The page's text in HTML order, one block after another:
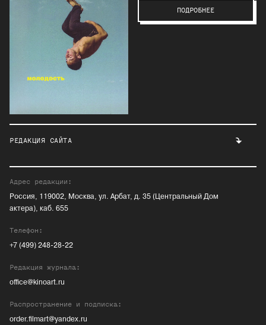
ПОДРОБНЕЕ
РЕДАКЦИЯ САЙТА
Адрес редакции:
Россия, 119002, Москва, ул. Арбат, д. 35 (Центральный Дом
актера), каб. 655
Телефон:
+7 (499) 248-28-22
Редакция журнала:
office@kinoart.ru
Распространение и подписка:
order.filmart@yandex.ru